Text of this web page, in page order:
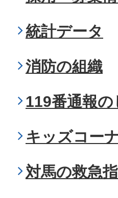
統計データ
消防の組織
119番通報の
キッズコー
対馬の救急